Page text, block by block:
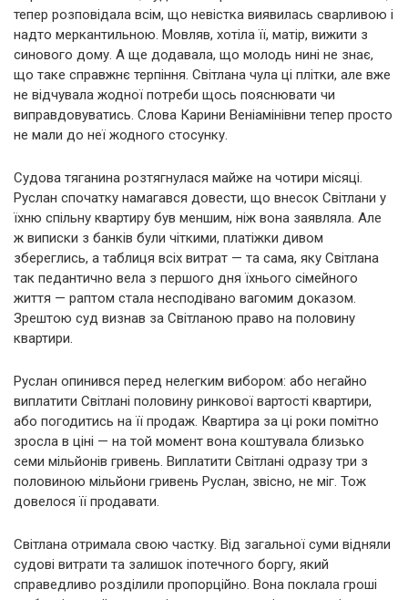
тепер розповідала всім, що невістка виявилась сварливою і
надто меркантильною. Мовляв, хотіла її, матір, вижити з
синового дому. А ще додавала, що молодь нині не знає,
що таке справжнє терпіння. Світлана чула ці плітки, але вже
не відчувала жодної потреби щось пояснювати чи
виправдовуватись. Слова Карини Веніамінівни тепер просто
не мали до неї жодного стосунку.
Судова тяганина розтягнулася майже на чотири місяці.
Руслан спочатку намагався довести, що внесок Світлани у
їхню спільну квартиру був меншим, ніж вона заявляла. Але
ж виписки з банків були чіткими, платіжки дивом
збереглись, а таблиця всіх витрат — та сама, яку Світлана
так педантично вела з першого дня їхнього сімейного
життя — раптом стала несподівано вагомим доказом.
Зрештою суд визнав за Світланою право на половину
квартири.
Руслан опинився перед нелегким вибором: або негайно
виплатити Світлані половину ринкової вартості квартири,
або погодитись на її продаж. Квартира за ці роки помітно
зросла в ціні — на той момент вона коштувала близько
семи мільйонів гривень. Виплатити Світлані одразу три з
половиною мільйони гривень Руслан, звісно, не міг. Тож
довелося її продавати.
Світлана отримала свою частку. Від загальної суми відняли
судові витрати та залишок іпотечного боргу, який
справедливо розділили пропорційно. Вона поклала гроші